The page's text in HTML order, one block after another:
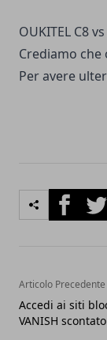
OUKITEL
Crediamo
Per avere
Facebook
Articolo Precedente
Accedi ai siti
VANISH